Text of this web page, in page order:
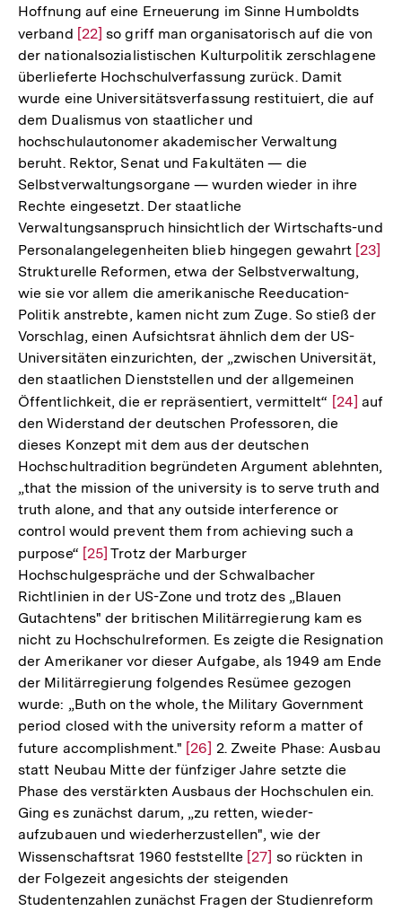
Hoffnung auf eine Erneuerung im Sinne Humboldts
verband Zur
Auflösung
der
Fußnote
[22] so griff man organisatorisch auf die von
der nationalsozialistischen Kulturpolitik zerschlagene
überlieferte Hochschulverfassung zurück. Damit
wurde eine Universitätsverfassung restituiert, die auf
dem Dualismus von staatlicher und
hochschulautonomer akademischer Verwaltung
beruht. Rektor, Senat und Fakultäten — die
Selbstverwaltungsorgane — wurden wieder in ihre
Rechte eingesetzt. Der staatliche
Verwaltungsanspruch hinsichtlich der Wirtschafts-und
Personalangelegenheiten blieb hingegen gewahrt Zur
[23]
Strukturelle Reformen, etwa der Selbstverwaltung,
wie sie vor allem die amerikanische Reeducation-
Politik anstrebte, kamen nicht zum Zuge. So stieß der
Vorschlag, einen Aufsichtsrat ähnlich dem der US-
Universitäten einzurichten, der „zwischen Universität,
den staatlichen Dienststellen und der allgemeinen
Öffentlichkeit, die er repräsentiert, vermittelt“ Zur
Auflösung
Fußnote
[24] auf
den Widerstand der deutschen Professoren, die
dieses Konzept mit dem aus der deutschen
Hochschultradition begründeten Argument ablehnten,
„that the mission of the university is to serve truth and
truth alone, and that any outside interference or
control would prevent them from achieving such a
purpose“ Zur
Auflösung
der
Fußnote
[25] Trotz der Marburger
Hochschulgespräche und der Schwalbacher
Richtlinien in der US-Zone und trotz des „Blauen
Gutachtens" der britischen Militärregierung kam es
nicht zu Hochschulreformen. Es zeigte die Resignation
der Amerikaner vor dieser Aufgabe, als 1949 am Ende
der Militärregierung folgendes Resümee gezogen
wurde: „Buth on the whole, the Military Government
period closed with the university reform a matter of
future accomplishment." Zur
Auflösung
der
Fußnote
[26] 2. Zweite Phase: Ausbau
statt Neubau Mitte der fünfziger Jahre setzte die
Phase des verstärkten Ausbaus der Hochschulen ein.
Ging es zunächst darum, „zu retten, wieder-
aufzubauen und wiederherzustellen", wie der
Wissenschaftsrat 1960 feststellte Zur
Auflösung
der
[27] so rückten in
der Folgezeit angesichts der steigenden
Studentenzahlen zunächst Fragen der Studienreform